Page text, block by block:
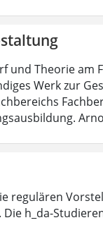
und Theorie am
Werk zur
regulären
h_da-